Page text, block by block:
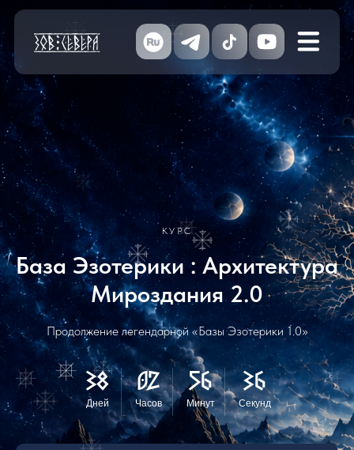
КУРС
База Эзотерики : Архитектура
Мироздания 2.0
Продолжение легендарной «Базы Эзотерики 1.0»
38
Дней
02
Часов
56
Минут
33
Секунд